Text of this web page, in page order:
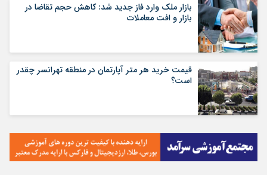
بازار ملک وارد فاز جدید شد: کاهش حجم تقاضا در
بازار و افت معاملات
قیمت خرید هر متر آپارتمان در منطقه تهرانسر چقدر
است؟